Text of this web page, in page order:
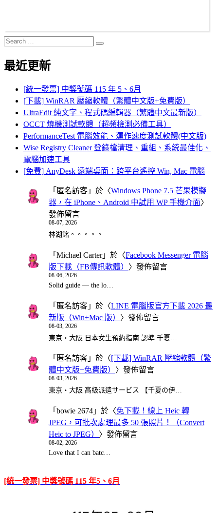
Search
for:
Search
最近更新
[統一發票] 中獎號碼 115 年 5、6月
[下載] WinRAR 壓縮軟體（繁體中文版+免費版）
UltraEdit 純文字、程式碼編輯器（繁體中文最新版）
OCCT 燒機測試軟體（超頻檢測必備工具）
PerformanceTest 電腦效能、運作速度測試軟體(中文版)
Wise Registry Cleaner 登錄檔清理、重組、系統最佳化、
電腦加速工具
[免費] AnyDesk 遠端桌面：跨平台遙控 Win, Mac 電腦
「 匿名訪客 」於〈Windows Phone 7.5 芒果模擬
器，在 iPhone、Android 中試用 WP 手機介面〉
發佈留言
08-07, 2026
林湖銘。。。。。
「 Michael Carter」於〈Facebook Messenger 電腦
版下載（FB傳訊軟體） 〉發佈留言
08-06, 2026
Solid guide — the lo…
「 匿名訪客 」於〈LINE 電腦版官方下載 2026 最
新版（Win+Mac 版） 〉發佈留言
08-03, 2026
東京・大阪 日本女生預約指南 認準 千夏…
「 匿名訪客 」於〈[下載] WinRAR 壓縮軟體（繁
體中文版+免費版） 〉發佈留言
08-03, 2026
東京・大阪 高級派遣サービス 【千夏の伊…
「 bowie 2674 」於〈免下載！線上 Heic 轉
JPEG，可批次處理最多 50 張照片！（Convert
Heic to JPEG） 〉發佈留言
08-02, 2026
Love that I can batc…
[統一發票] 中獎號碼 115 年5、6月